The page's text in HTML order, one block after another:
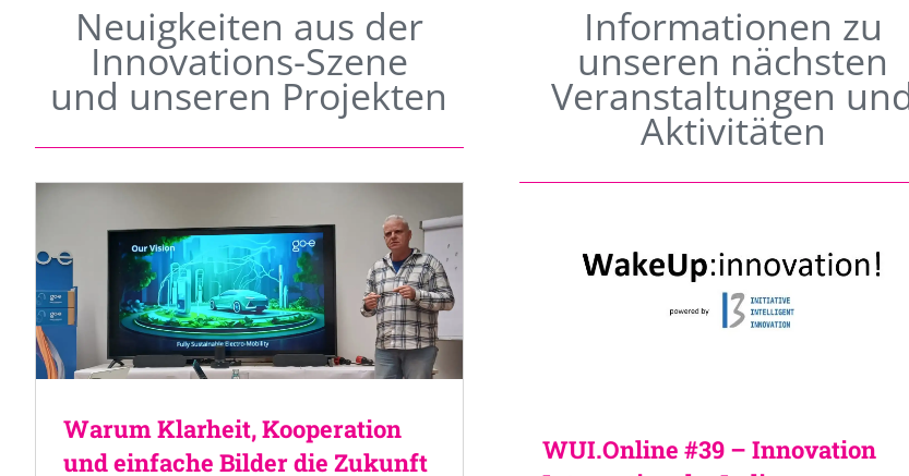
Neuigkeiten aus der
Innovations-Szene
und unseren Projekten
Warum Klarheit, Kooperation
und einfache Bilder die Zukunft
Informationen zu
unseren nächsten
Veranstaltungen
Aktivitäten
WUI.Online #39 – Innovation